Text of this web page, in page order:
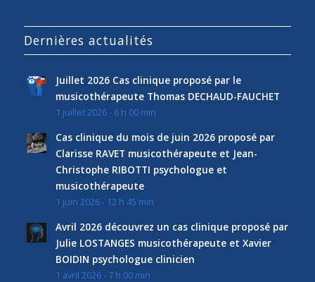
Dernières actualités
Juillet 2026 Cas clinique proposé par le
musicothérapeute Thomas DECHAUD-FAUCHET
1 juillet 2026 - 6 h 00 min
Cas clinique du mois de juin 2026 proposé par
Clarisse RAVET musicothérapeute et Jean-
Christophe RIBOTTI psychologue et
musicothérapeute
1 juin 2026 - 12 h 45 min
Avril 2026 découvrez un cas clinique proposé par
Julie LOSTANGES musicothérapeute et Xavier
BOIDIN psychologue clinicien
1 avril 2026 - 7 h 00 min